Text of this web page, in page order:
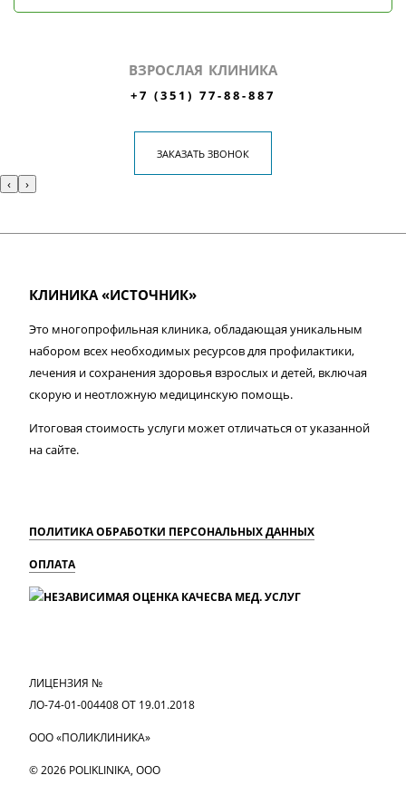
ВЗРОСЛАЯ КЛИНИКА
+7 (351) 77-88-887
ЗАКАЗАТЬ ЗВОНОК
‹ ›
КЛИНИКА «ИСТОЧНИК»
Это многопрофильная клиника, обладающая уникальным
набором всех необходимых ресурсов для профилактики,
лечения и сохранения здоровья взрослых и детей, включая
скорую и неотложную медицинскую помощь.
Итоговая стоимость услуги может отличаться от указанной
на сайте.
ПОЛИТИКА ОБРАБОТКИ ПЕРСОНАЛЬНЫХ ДАННЫХ
ОПЛАТА
ЛИЦЕНЗИЯ №
ЛО-74-01-004408 ОТ 19.01.2018
ООО «ПОЛИКЛИНИКА»
© 2026 POLIKLINIKA, OOO